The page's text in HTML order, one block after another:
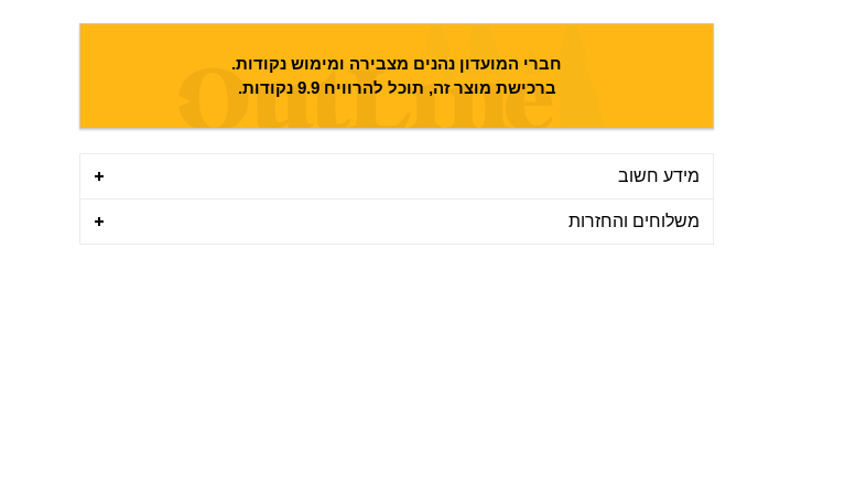
חברי המועדון נהנים מצבירה ומימוש נקודות.
ברכישת מוצר זה, תוכל להרוויח9.9 נקודות.
מידע חשוב
משלוחים והחזרות